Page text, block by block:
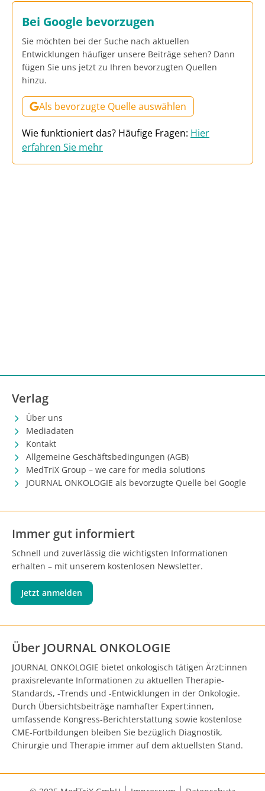
Bei Google bevorzugen
Sie möchten bei der Suche nach aktuellen
Entwicklungen häufiger unsere Beiträge sehen? Dann
fügen Sie uns jetzt zu Ihren bevorzugten Quellen
hinzu.
Als bevorzugte Quelle auswählen
Wie funktioniert das? Häufige Fragen: Hier
erfahren Sie mehr
Verlag
Über uns
Mediadaten
Kontakt
Allgemeine Geschäftsbedingungen (AGB)
MedTriX Group – we care for media solutions
JOURNAL ONKOLOGIE als bevorzugte Quelle bei Google
Immer gut informiert
Schnell und zuverlässig die wichtigsten Informationen
erhalten – mit unserem kostenlosen Newsletter.
Jetzt anmelden
Über JOURNAL ONKOLOGIE
JOURNAL ONKOLOGIE bietet onkologisch tätigen Ärzt:innen
praxisrelevante Informationen zu aktuellen Therapie-
Standards, -Trends und -Entwicklungen in der Onkologie.
Durch Übersichtsbeiträge namhafter Expert:innen,
umfassende Kongress-Berichterstattung sowie kostenlose
CME-Fortbildungen bleiben Sie bezüglich Diagnostik,
Chirurgie und Therapie immer auf dem aktuellsten Stand.